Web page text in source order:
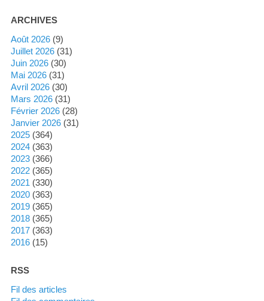
ARCHIVES
août 2026 (9)
juillet 2026 (31)
juin 2026 (30)
mai 2026 (31)
avril 2026 (30)
mars 2026 (31)
février 2026 (28)
janvier 2026 (31)
2025 (364)
2024 (363)
2023 (366)
2022 (365)
2021 (330)
2020 (363)
2019 (365)
2018 (365)
2017 (363)
2016 (15)
RSS
Fil des articles